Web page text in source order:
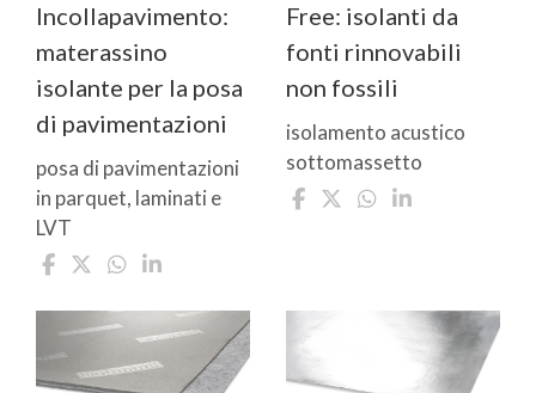
Incollapavimento:
materassino
isolante per la posa
di pavimentazioni
posa di pavimentazioni
in parquet, laminati e
LVT
Free: isolanti da
fonti rinnovabili
non fossili
isolamento acustico
sottomassetto